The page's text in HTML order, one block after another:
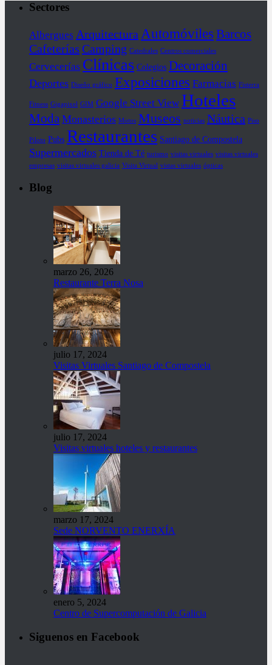
Sectores
Albergues Arquitectura Automóviles Barcos
Cafeterías Camping Catedrales Centros comerciales
Cervecerías Clínicas Colegios Decoración
Deportes Diseño gráfico Exposiciones Farmacias Fisterra
Fitness Gigapixel GIM Google Street View Hoteles
Moda Monasterios Motos Museos noticias Náutica Piso
Piloto Pubs Restaurantes Santiago de Compostela
Supermercados Tienda de Té turismo visitas virtuales visitas virtuales
empresas visitas virtuales galicia Visita Virtual vistas virtuales ópticas
Blog
marzo 26, 2026
Restaurante Terra Nosa
julio 17, 2024
Visitas Virtuales Santiago de Compostela
julio 17, 2024
Visitas virtuales hoteles y restaurantes
marzo 17, 2024
Sede NORVENTO ENERXÍA
enero 5, 2024
Centro de Supercomputación de Galicia
Siguenos en Facebook